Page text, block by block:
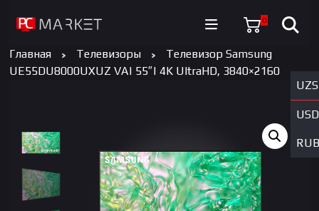
0
UZS
USD
RUB
Главная Телевизоры
Телевизор Samsung
UE55DU8000UXUZ VA| 55″| 4K UltraHD, 3840×2160